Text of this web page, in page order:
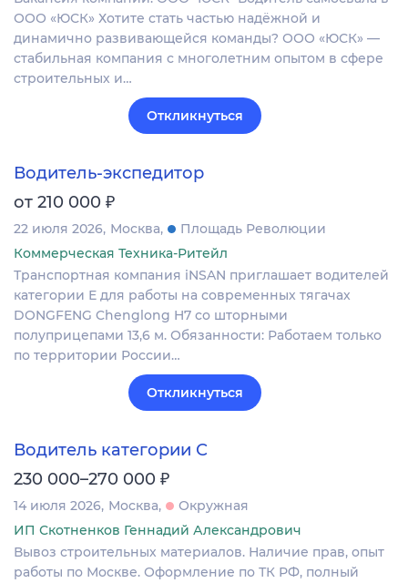
ООО «ЮСК» Хотите стать частью надёжной и
динамично развивающейся команды? ООО «ЮСК» —
стабильная компания с многолетним опытом в сфере
строительных и…
Откликнуться
Водитель-экспедитор
от 210 000 ₽
22 июля 2026 Москва
Площадь Революции
Коммерческая Техника-Ритейл
Транспортная компания iNSAN приглашает водителей
категории Е для работы на современных тягачах
DONGFENG Chenglong H7 со шторными
полуприцепами 13,6 м. Обязанности: Работаем только
по территории России…
Откликнуться
Водитель категории С
230 000–270 000 ₽
14 июля 2026 Москва
Окружная
ИП Скотненков Геннадий Александрович
Вывоз строительных материалов. Наличие прав, опыт
работы по Москве. Оформление по ТК РФ, полный